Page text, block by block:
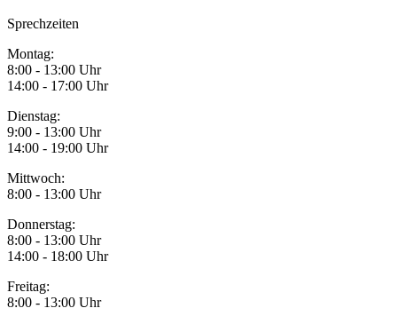
Sprechzeiten
Montag:
8:00 - 13:00 Uhr
14:00 - 17:00 Uhr
Dienstag:
9:00 - 13:00 Uhr
14:00 - 19:00 Uhr
Mittwoch:
8:00 - 13:00 Uhr
Donnerstag:
8:00 - 13:00 Uhr
14:00 - 18:00 Uhr
Freitag:
8:00 - 13:00 Uhr